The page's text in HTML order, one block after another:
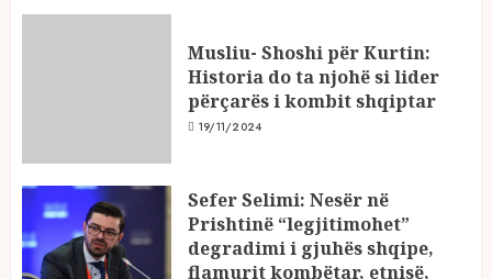
Musliu- Shoshi për Kurtin:
Historia do ta njohë si lider
përçarës i kombit shqiptar
19/11/2024
Sefer Selimi: Nesër në
Prishtinë “legjitimohet”
degradimi i gjuhës shqipe,
flamurit kombëtar, etnisë,